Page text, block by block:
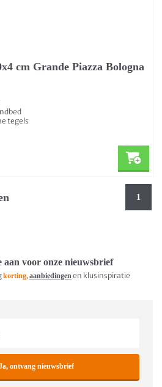
cm Grande Piazza Bologna
tegels
1
aan voor onze nieuwsbrief
korting,aanbiedingenen klusinspiratie
ontvang nieuwsbrief